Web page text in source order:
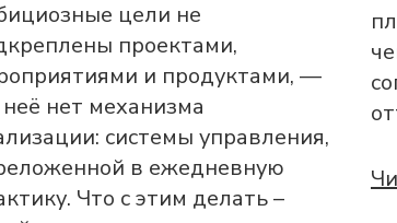
цели не
проектами,
и продуктами, —
неё нет механизма
системы управления,
в ежедневную
Что с этим делать –